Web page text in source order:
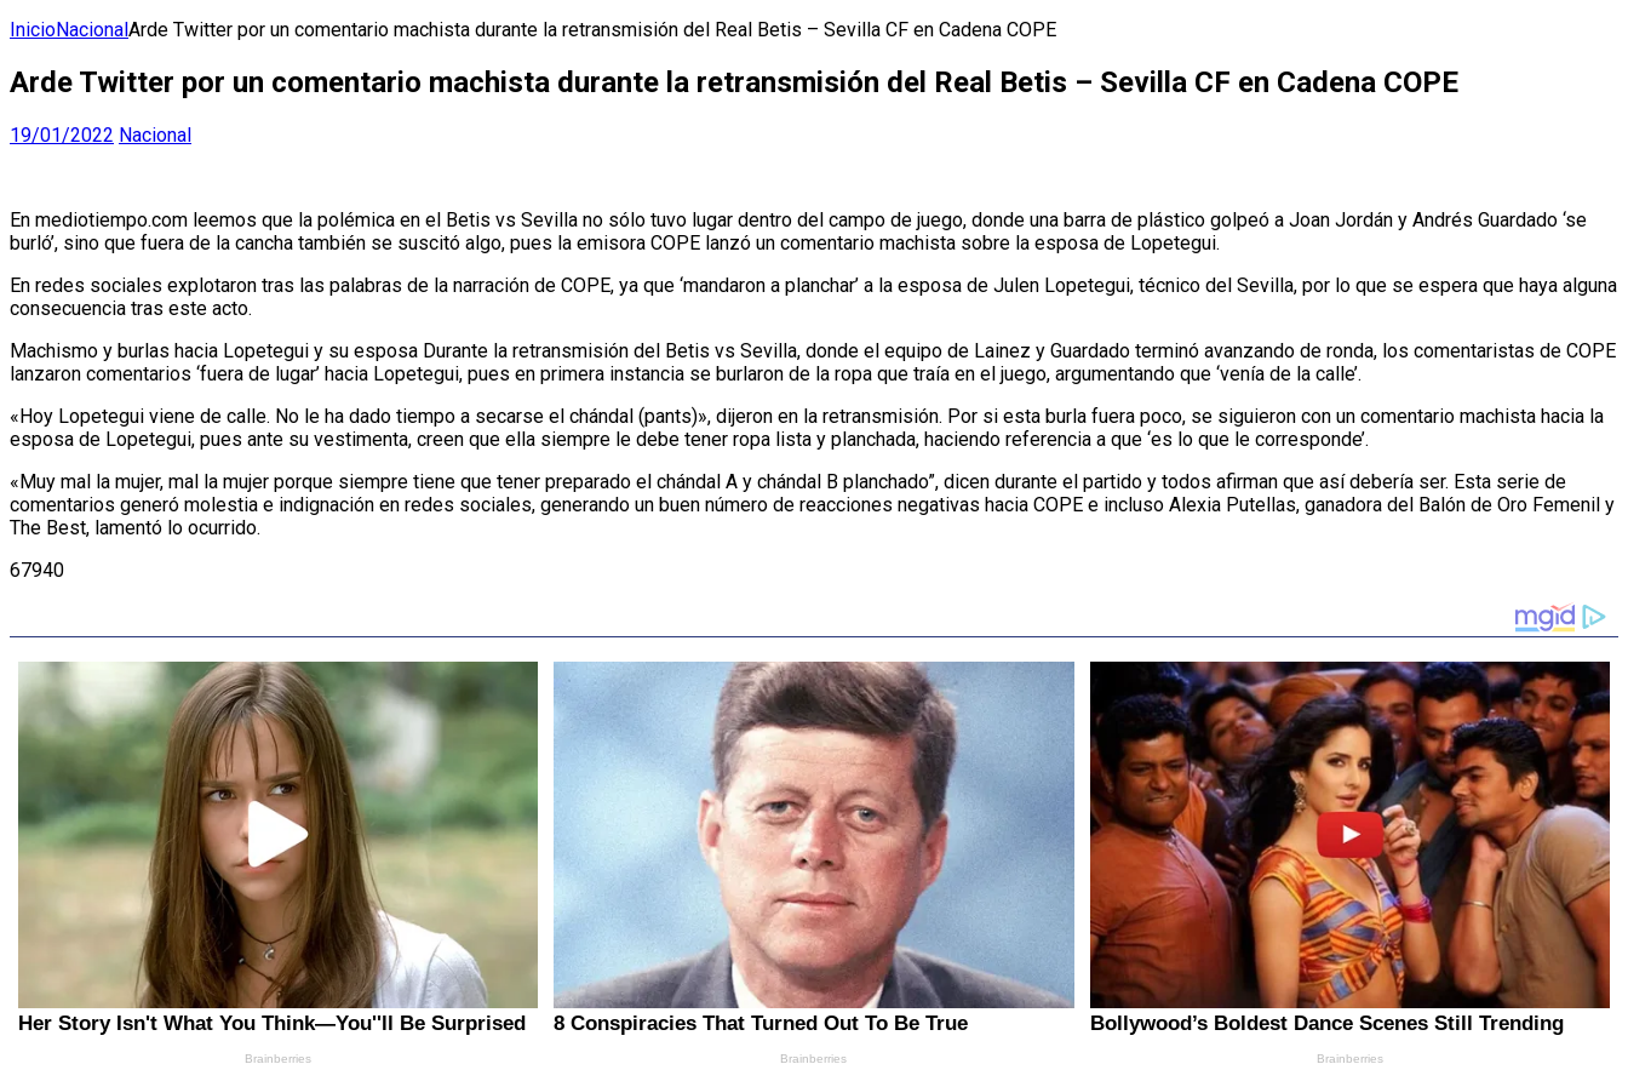
InicioNacionalArde Twitter por un comentario machista durante la retransmisión del Real Betis – Sevilla CF en Cadena COPE
Arde Twitter por un comentario machista durante la retransmisión del Real Betis – Sevilla CF en Cadena COPE
19/01/2022 Nacional
En mediotiempo.com leemos que la polémica en el Betis vs Sevilla no sólo tuvo lugar dentro del campo de juego, donde una barra de plástico golpeó a Joan Jordán y Andrés Guardado ‘se
burló’, sino que fuera de la cancha también se suscitó algo, pues la emisora COPE lanzó un comentario machista sobre la esposa de Lopetegui.
En redes sociales explotaron tras las palabras de la narración de COPE, ya que ‘mandaron a planchar’ a la esposa de Julen Lopetegui, técnico del Sevilla, por lo que se espera que haya alguna
consecuencia tras este acto.
Machismo y burlas hacia Lopetegui y su esposa Durante la retransmisión del Betis vs Sevilla, donde el equipo de Lainez y Guardado terminó avanzando de ronda, los comentaristas de COPE
lanzaron comentarios ‘fuera de lugar’ hacia Lopetegui, pues en primera instancia se burlaron de la ropa que traía en el juego, argumentando que ‘venía de la calle’.
«Hoy Lopetegui viene de calle. No le ha dado tiempo a secarse el chándal (pants)», dijeron en la retransmisión. Por si esta burla fuera poco, se siguieron con un comentario machista hacia la
esposa de Lopetegui, pues ante su vestimenta, creen que ella siempre le debe tener ropa lista y planchada, haciendo referencia a que ‘es lo que le corresponde’.
«Muy mal la mujer, mal la mujer porque siempre tiene que tener preparado el chándal A y chándal B planchado”, dicen durante el partido y todos afirman que así debería ser. Esta serie de
comentarios generó molestia e indignación en redes sociales, generando un buen número de reacciones negativas hacia COPE e incluso Alexia Putellas, ganadora del Balón de Oro Femenil y
The Best, lamentó lo ocurrido.
67940